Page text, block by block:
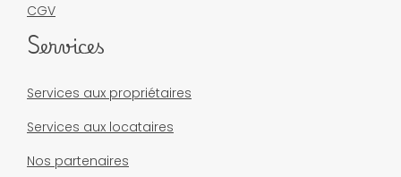
CGV
Services
Services aux propriétaires
Services aux locataires
Nos partenaires